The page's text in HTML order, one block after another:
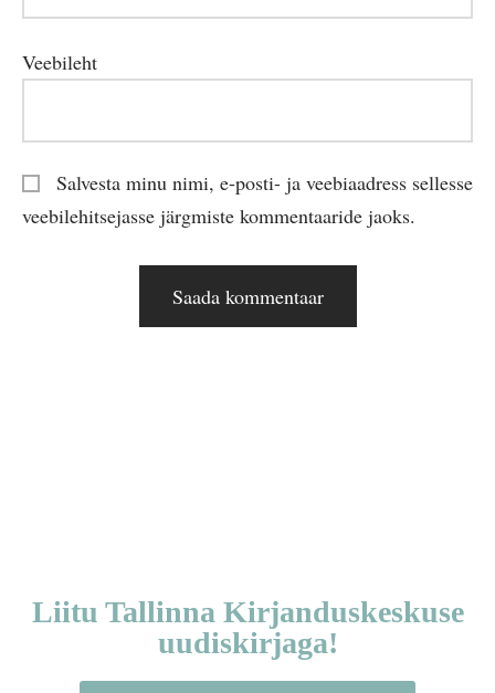
Veebileht
Salvesta minu nimi, e-posti- ja veebiaadress sellesse
veebilehitsejasse järgmiste kommentaaride jaoks.
Liitu Tallinna Kirjanduskeskuse
uudiskirjaga!